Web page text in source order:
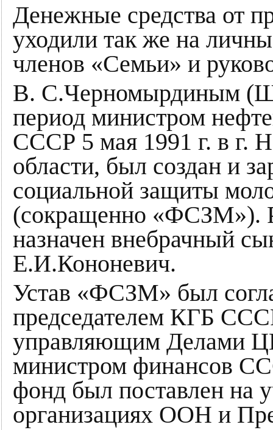
Денежные средства от
уходили так же на
членов «Семьи» и
В. С.Черномырдиным
период министром
СССР 5 мая 1991 г. в г.
области, был создан и
социальной защиты
(сокращенно «ФСЗМ»).
назначен внебрачный
Е.И.Кононевич.
Устав «ФСЗМ» был
председателем КГБ
управляющим Делами
министром финансов
фонд был поставлен
организациях ООН и